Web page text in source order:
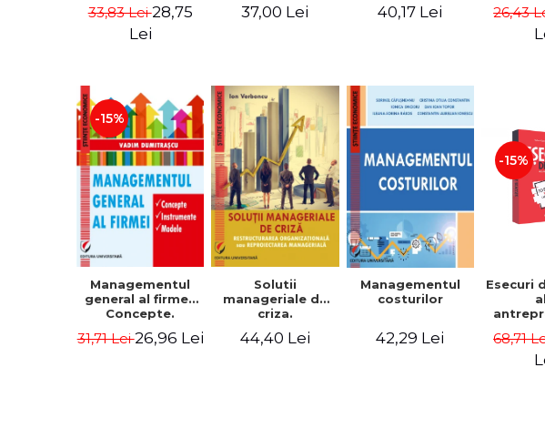
33,83 Lei28,75
Lei
organizatiei
37,00 Lei 40,17 Lei 26,43
-15%
Managementul
general al firmei.
Concepte.
Modele
31,71 Lei26,96 Lei
Solutii
manageriale de
criza.
organizationala
44,40 Lei
Managementul
costurilor
42,29 Lei
-15%
Esecuri
esec
68,71